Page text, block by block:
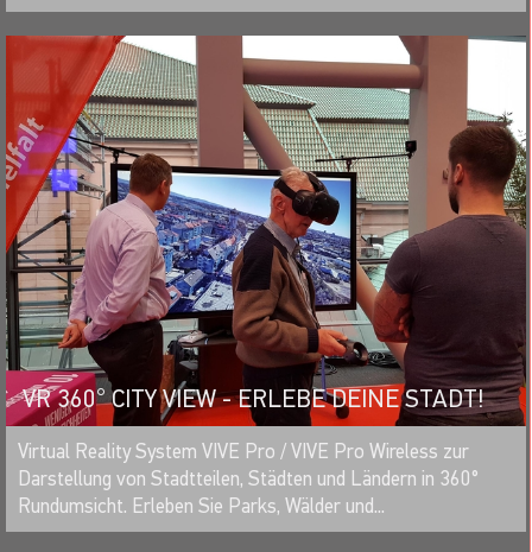
VR 360° CITY VIEW - ERLEBE DEINE STADT!
MERKEN
Virtual Reality System VIVE Pro / VIVE Pro Wireless zur
Darstellung von Stadtteilen, Städten und Ländern in 360°
Rundumsicht. Erleben Sie Parks, Wälder und...